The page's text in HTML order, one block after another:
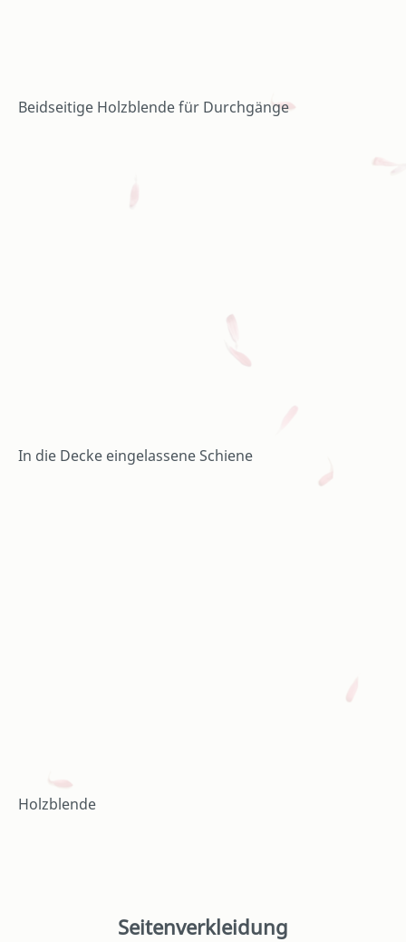
Beidseitige Holzblende für Durchgänge
In die Decke eingelassene Schiene
Holzblende
Seitenverkleidung